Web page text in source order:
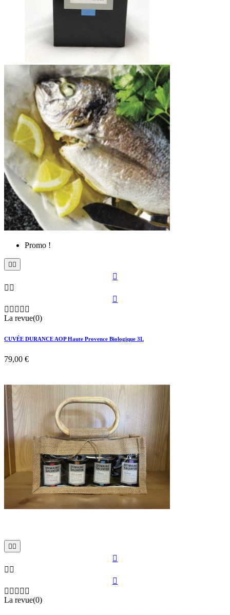
Promo !
 

 

    
La revue(0)
CUVÉE DURANCE AOP Haute Provence Biologique 3L
79,00 €
 

 

    
La revue(0)